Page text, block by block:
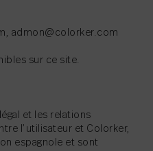
admon@colorker.com
sur ce site.
et les relations
l’utilisateur et Colorker,
espagnole et sont